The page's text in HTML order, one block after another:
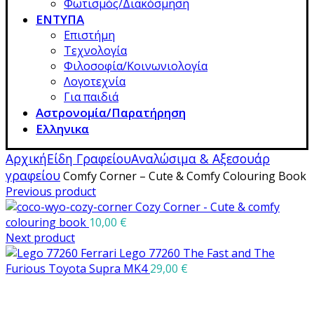
Φωτισμός/Διακόσμηση
ΕΝΤΥΠΑ
Επιστήμη
Τεχνολογία
Φιλοσοφία/Κοινωνιολογία
Λογοτεχνία
Για παιδιά
Αστρονομία/Παρατήρηση
Ελληνικα
ΑρχικήΕίδη ΓραφείουΑναλώσιμα & Αξεσουάρ
γραφείουComfy Corner – Cute & Comfy Colouring Book
Previous product
Cozy Corner - Cute & comfy
colouring book 10,00 €
Next product
Lego 77260 The Fast and The
Furious Toyota Supra MK429,00 €